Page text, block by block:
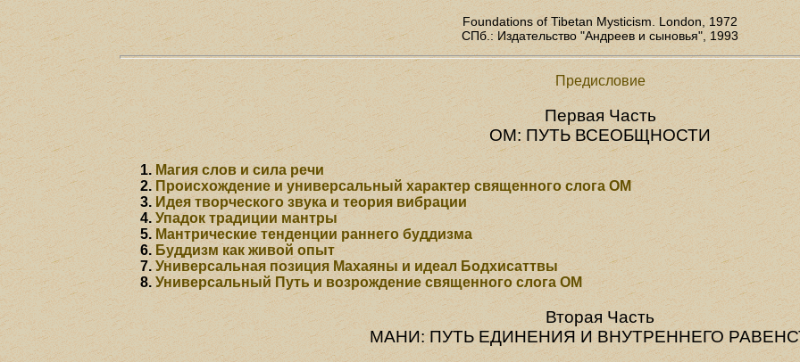
Foundations of Tibetan Mysticism. London, 1972
СПб.: Издательство "Андреев и сыновья", 1993
Предисловие
Первая Часть
ОМ: ПУТЬ ВСЕОБЩНОСТИ
Магия слов и сила речи
Происхождение и универсальный характер священного слога ОМ
Идея творческого звука и теория вибрации
Упадок традиции мантры
Мантрические тенденции раннего буддизма
Буддизм как живой опыт
Универсальная позиция Махаяны и идеал Бодхисаттвы
Универсальный Путь и возрождение священного слога ОМ
Вторая Часть
МАНИ: ПУТЬ ЕДИНЕНИЯ И ВНУТРЕННЕГО